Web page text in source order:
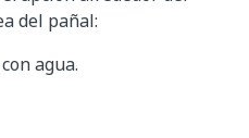
del pañal:
agua.